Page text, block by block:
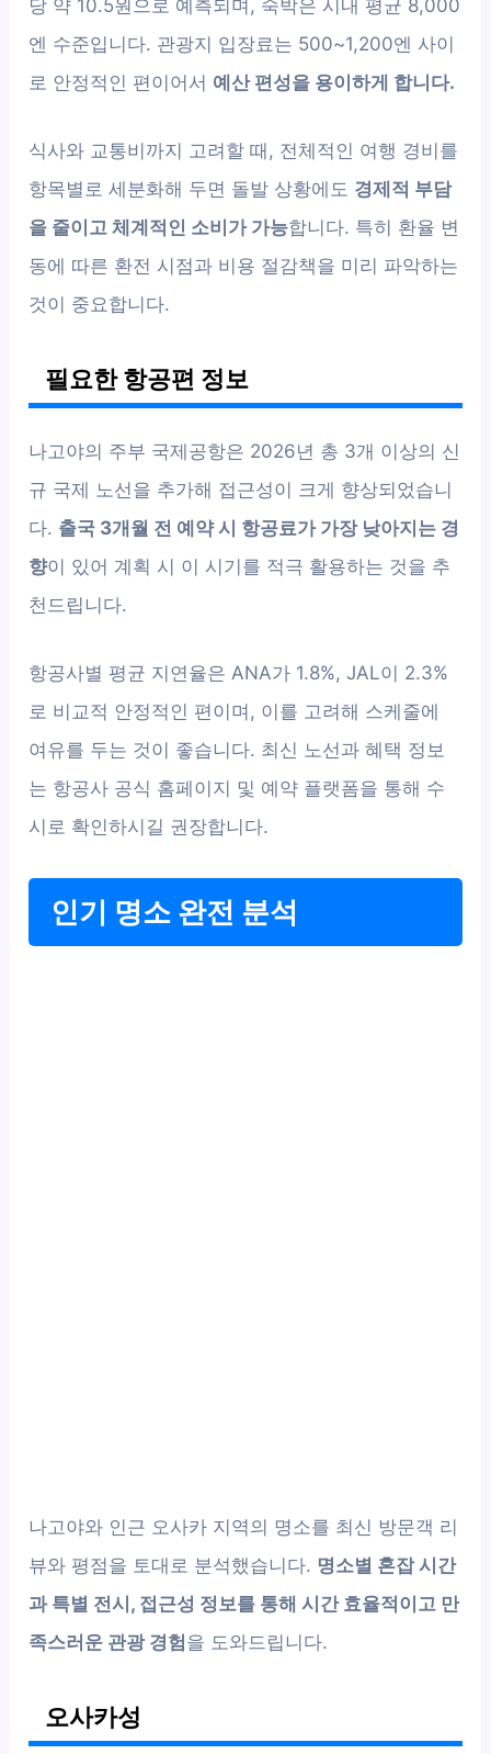
당 약 10.5원으로 예측되며, 숙박은 시내 평균 8,000
엔 수준입니다. 관광지 입장료는 500~1,200엔 사이
로 안정적인 편이어서 예산 편성을 용이하게 합니다.
식사와 교통비까지 고려할 때, 전체적인 여행 경비를
항목별로 세분화해 두면 돌발 상황에도 경제적 부담
을 줄이고 체계적인 소비가 가능합니다. 특히 환율 변
동에 따른 환전 시점과 비용 절감책을 미리 파악하는
것이 중요합니다.
필요한 항공편 정보
나고야의 주부 국제공항은 2026년 총 3개 이상의 신
규 국제 노선을 추가해 접근성이 크게 향상되었습니
다. 출국 3개월 전 예약 시 항공료가 가장 낮아지는 경
향이 있어 계획 시 이 시기를 적극 활용하는 것을 추
천드립니다.
항공사별 평균 지연율은 ANA가 1.8%, JAL이 2.3%
로 비교적 안정적인 편이며, 이를 고려해 스케줄에
여유를 두는 것이 좋습니다. 최신 노선과 혜택 정보
는 항공사 공식 홈페이지 및 예약 플랫폼을 통해 수
시로 확인하시길 권장합니다.
인기 명소 완전 분석
나고야와 인근 오사카 지역의 명소를 최신 방문객 리
뷰와 평점을 토대로 분석했습니다. 명소별 혼잡 시간
과 특별 전시, 접근성 정보를 통해 시간 효율적이고 만
족스러운 관광 경험을 도와드립니다.
오사카성